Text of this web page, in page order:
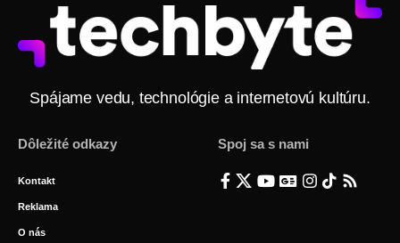
Spájame vedu, technológie a internetovú kultúru.
Dôležité odkazy
Kontakt
Reklama
O nás
Spoj sa s nami